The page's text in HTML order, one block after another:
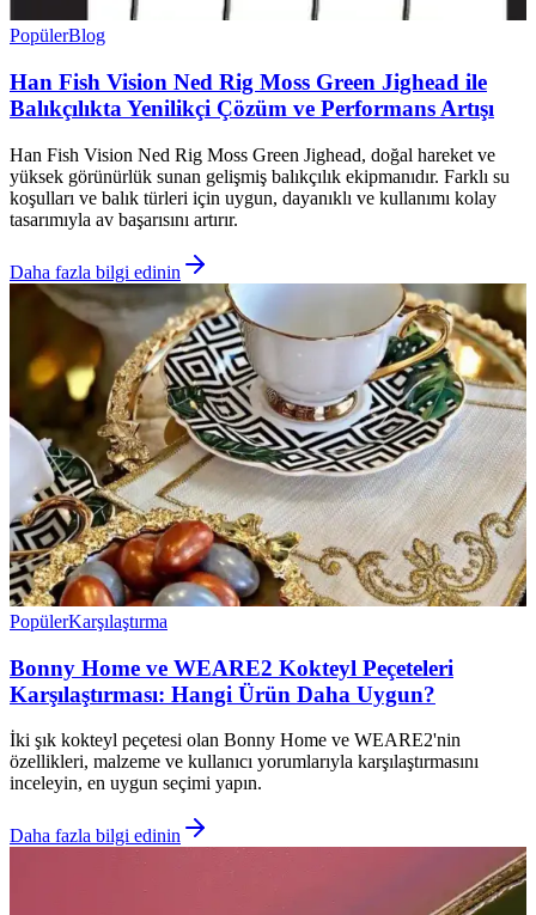
PopülerBlog
Han Fish Vision Ned Rig Moss Green Jighead ile
Balıkçılıkta Yenilikçi Çözüm ve Performans Artışı
Han Fish Vision Ned Rig Moss Green Jighead, doğal hareket ve
yüksek görünürlük sunan gelişmiş balıkçılık ekipmanıdır. Farklı su
koşulları ve balık türleri için uygun, dayanıklı ve kullanımı kolay
tasarımıyla av başarısını artırır.
Daha fazla bilgi edinin
PopülerKarşılaştırma
Bonny Home ve WEARE2 Kokteyl Peçeteleri
Karşılaştırması: Hangi Ürün Daha Uygun?
İki şık kokteyl peçetesi olan Bonny Home ve WEARE2'nin
özellikleri, malzeme ve kullanıcı yorumlarıyla karşılaştırmasını
inceleyin, en uygun seçimi yapın.
Daha fazla bilgi edinin